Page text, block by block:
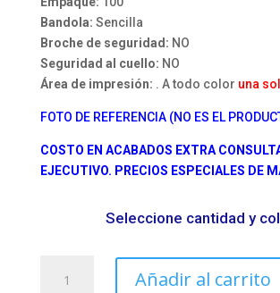
Bandola: Sencilla
Broche de seguridad: NO
Seguridad al cuello: NO
Área de impresión: . A todo color una
FOTO DE REFERENCIA (NO ES EL
COSTO EN ACABADOS EXTRA
EJECUTIVO. PRECIOS ESPECIALES DE
Seleccione cantidad y
Añadir al carrito